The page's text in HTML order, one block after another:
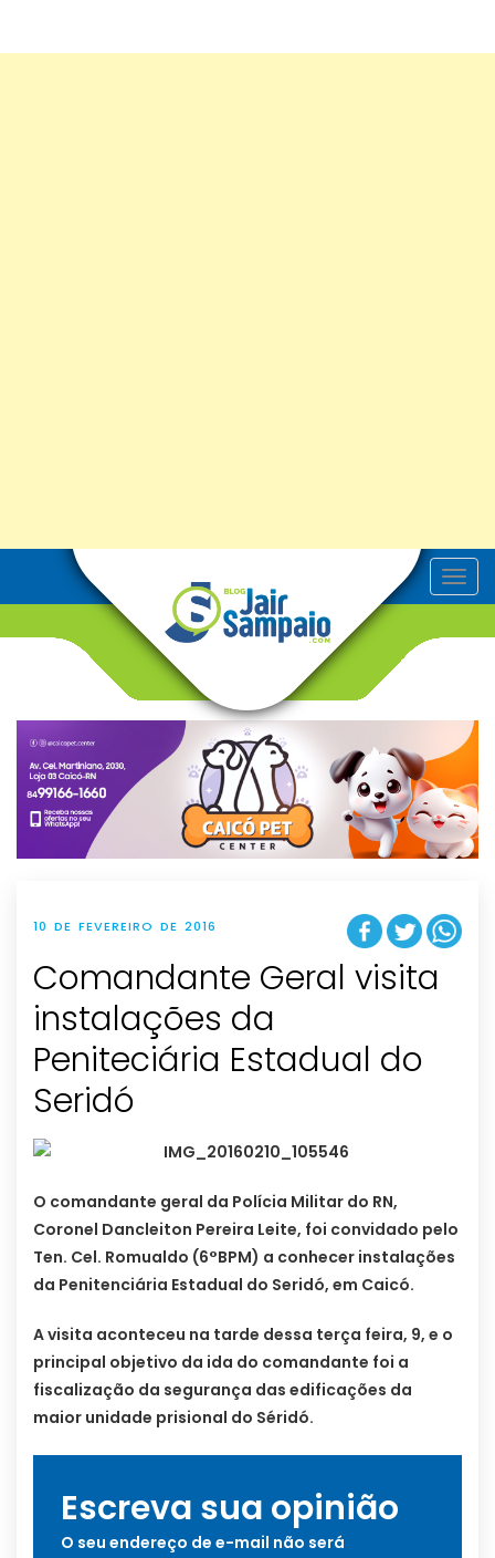
T
o
v
g
t
i
o
n
10 DE FEVEREIRO DE 2016
Comandante Geral visita
instalações da
Peniteciária Estadual do
Seridó
O comandante geral da Polícia Militar do RN,
Coronel Dancleiton Pereira Leite, foi convidado pelo
Ten. Cel. Romualdo (6°BPM) a conhecer instalações
da Penitenciária Estadual do Seridó, em Caicó.
A visita aconteceu na tarde dessa terça feira, 9, e o
principal objetivo da ida do comandante foi a
fiscalização da segurança das edificações da
maior unidade prisional do Séridó.
Escreva sua opinião
O seu endereço de e-mail não será